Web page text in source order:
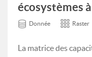
écosystèmes
Donnée Raster
La matrice des